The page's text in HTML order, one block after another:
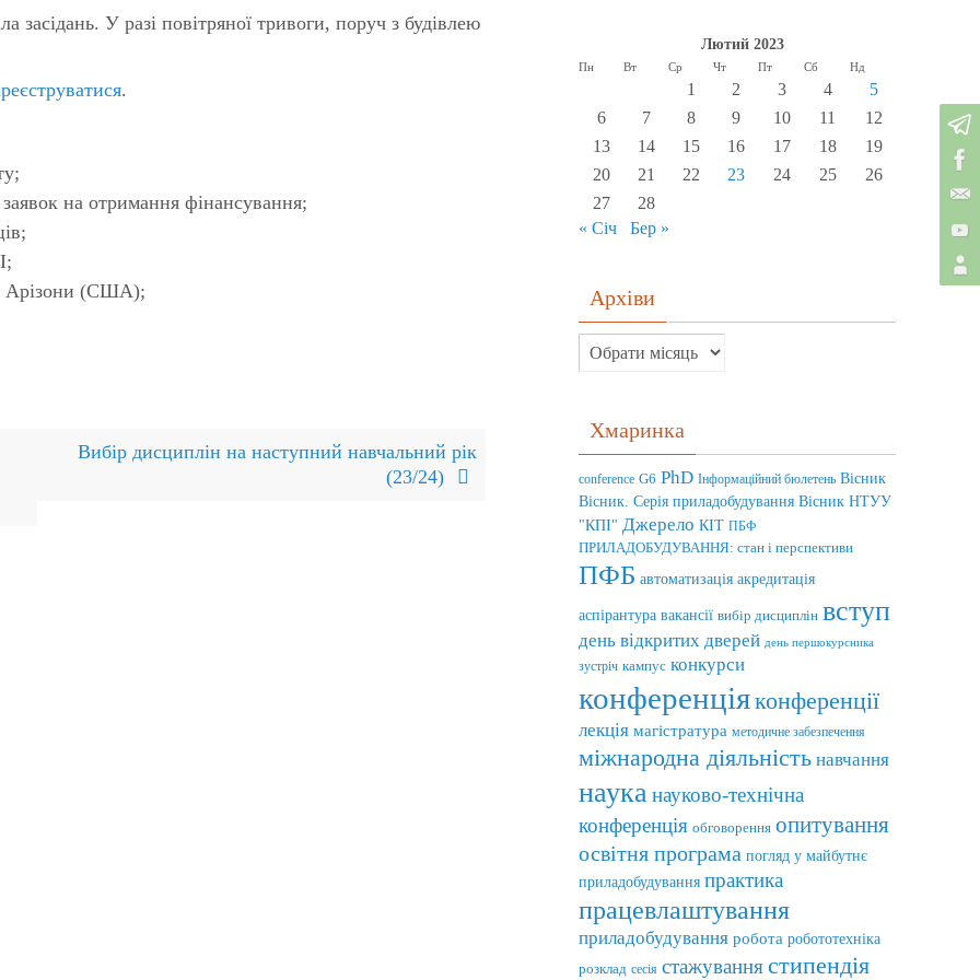
засідань. У разі повітряної тривоги, поруч з будівлею
.
на отримання фінансування;
Арізони (США);
Вибір дисциплін на наступний навчальний рік
(23/24)
Лютий 2023
Пн Вт Ср Чт Пт Сб Нд
1 2 3 4
5
6
7 8 9 10 11
12
13
14 15 16 17 18
19
20
21 22 23 24 25
26
27
28
« Січ
Бер »
Архіви
Хмаринка
conference G6 PhD Інформаційний бюлетень Вісник
Вісник. Серія приладобудування Вісник НТУУ
"КПІ" Джерело КІТ ПБФ
ПРИЛАДОБУДУВАННЯ: стан і перспективи
ПФБ автоматизація акредитація
аспірантура вакансії вибір дисциплін вступ
день відкритих дверей день першокурсника
зустріч кампус конкурси
конференціяконференції
лекція магістратура методичне забезпечення
міжнародна діяльність навчання
наука науково-технічна
конференція обговорення опитування
освітня програма погляд у майбутнє
приладобудування практика
працевлаштування
приладобудування робота робототехніка
розклад сесія стажуваннястипендія